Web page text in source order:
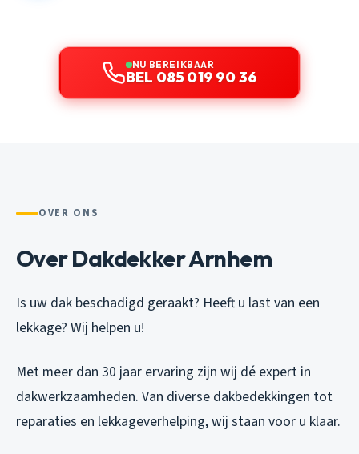
NU BEREIKBAAR
BEL 085 019 90 36
OVER ONS
Over Dakdekker Arnhem
Is uw dak beschadigd geraakt? Heeft u last van een
lekkage? Wij helpen u!
Met meer dan 30 jaar ervaring zijn wij dé expert in
dakwerkzaamheden. Van diverse dakbedekkingen tot
reparaties en lekkageverhelping, wij staan voor u klaar.